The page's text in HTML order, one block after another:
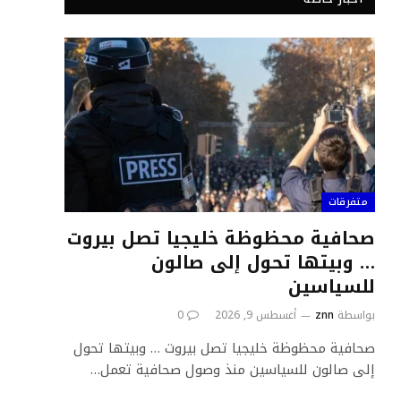
متفرقات
صحافية محظوظة خليجيا تصل بيروت
… وبيتها تحول إلى صالون
للسياسين
بواسطة znn أغسطس 9, 2026 0
صحافية محظوظة خليجيا تصل بيروت … وبيتها تحول
إلى صالون للسياسين منذ وصول صحافية تعمل…